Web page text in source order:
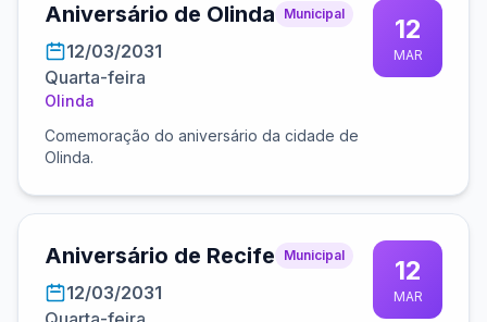
Aniversário de Olinda Municipal
12/03/2031
Quarta-feira
Olinda
Comemoração do aniversário da cidade de
Olinda.
12
MAR
Aniversário de Recife Municipal
12/03/2031
12
MAR